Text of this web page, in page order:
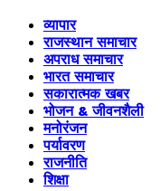
व्यापार
राजस्थान समाचार
अपराध समाचार
भारत समाचार
सकारात्मक खबर
भोजन & जीवनशैली
मनोरंजन
पर्यावरण
राजनीति
शिक्षा